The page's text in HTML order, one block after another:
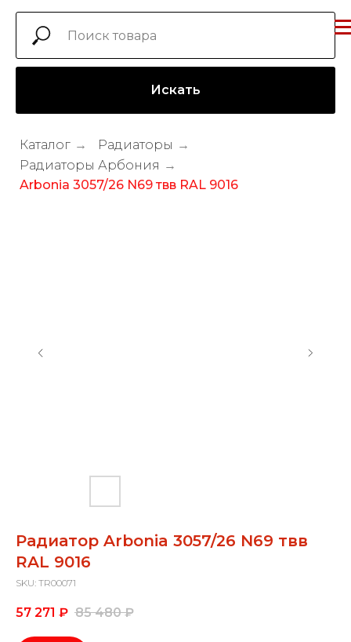
Искать
Каталог → Радиаторы →
Радиаторы Арбония →
Arbonia 3057/26 N69 твв RAL 9016
Радиатор Arbonia 3057/26 N69 твв
RAL 9016
SKU: TR00071
57 271 ₽ 85 480 ₽